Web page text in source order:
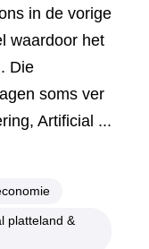
in de vorige
waardoor het
Die
soms ver
Artificial ...
platteland &